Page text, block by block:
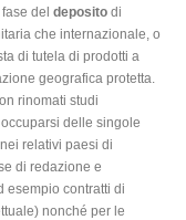
del deposito di
che internazionale, o
di tutela di prodotti a
geografica protetta.
rinomati studi
delle singole
relativi paesi di
di redazione e
esempio contratti di
nonché per le